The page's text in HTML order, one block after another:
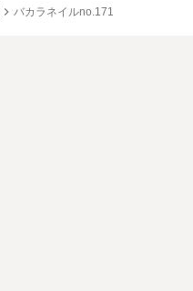
バカラネイルno.171